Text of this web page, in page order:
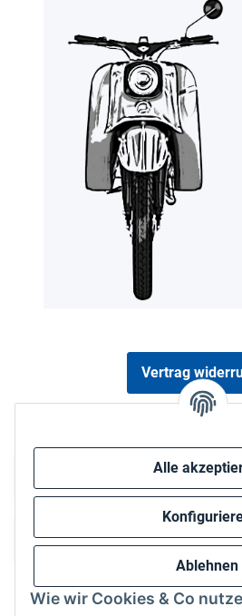
Alle
Ablehnen
Wie wir Cookies & Co
Vertrag
Wir versenden via: